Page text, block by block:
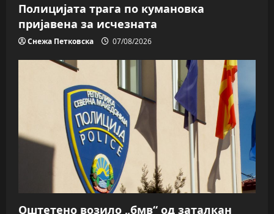
Полицијата трага пo кумановка
пријавена за исчезната
Снежа Петковска 07/08/2026
Оштетено возило „бмв“ од заталкан